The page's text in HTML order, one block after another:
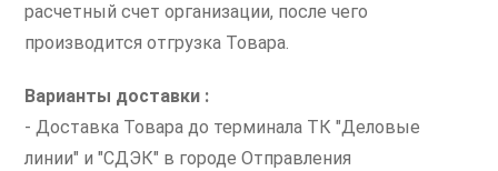
расчетный счет организации, после чего
производится отгрузка Товара.
Варианты доставки :
- Доставка Товара до терминала ТК "Деловые
линии" и "СДЭК" в городе Отправления